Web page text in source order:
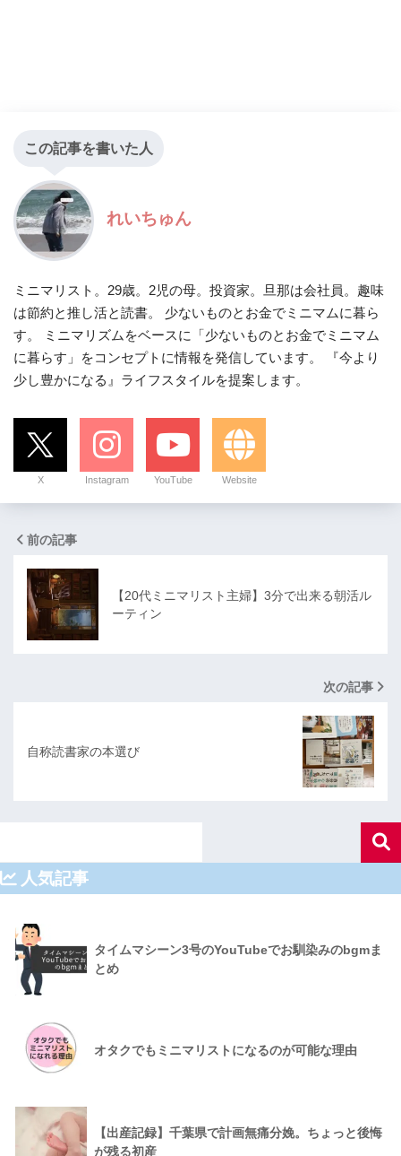
この記事を書いた人
れいちゅん
ミニマリスト。29歳。2児の母。投資家。旦那は会社員。趣味
は節約と推し活と読書。 少ないものとお金でミニマムに暮ら
す。 ミニマリズムをベースに「少ないものとお金でミニマム
に暮らす」をコンセプトに情報を発信しています。 『今より
少し豊かになる』ライフスタイルを提案します。
X Instagram YouTube Website
前の記事
【20代ミニマリスト主婦】3分で出来る朝活ル
ーティン
次の記事
自称読書家の本選び
人気記事
タイムマシーン3号のYouTubeでお馴染みのbgmま
とめ
オタクでもミニマリストになるのが可能な理由
【出産記録】千葉県で計画無痛分娩。ちょっと後悔
が残る初産